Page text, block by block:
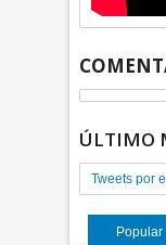
ÚLTIMO
Tweets por
Popular